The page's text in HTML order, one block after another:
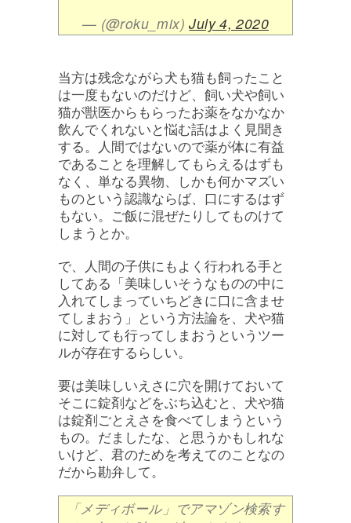
— (@roku_mix)July 4, 2020
当方は残念ながら犬も猫も飼ったこと
は一度もないのだけど、飼い犬や飼い
猫が獣医からもらったお薬をなかなか
飲んでくれないと悩む話はよく見聞き
する。人間ではないので薬が体に有益
であることを理解してもらえるはずも
なく、単なる異物、しかも何かマズい
ものという認識ならば、口にするはず
もない。ご飯に混ぜたりしてものけて
しまうとか。
で、人間の子供にもよく行われる手と
してある「美味しいそうなものの中に
入れてしまっていちどきに口に含ませ
てしまおう」という方法論を、犬や猫
に対しても行ってしまおうというツー
ルが存在するらしい。
要は美味しいえさに穴を開けておいて
そこに錠剤などをぶち込むと、犬や猫
は錠剤ごとえさを食べてしまうという
もの。だましたな、と思うかもしれな
いけど、君のためを考えてのことなの
だから勘弁して。
「メディボール」でアマゾン検索す